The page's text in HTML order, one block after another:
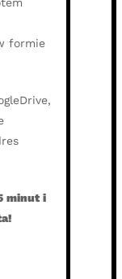
formie
minut i